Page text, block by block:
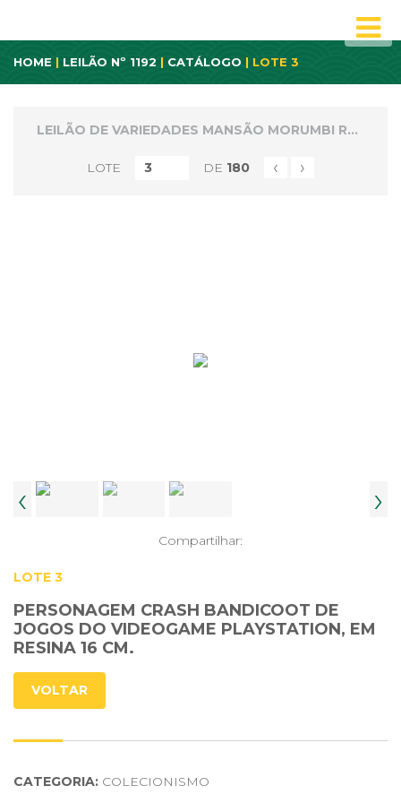
HOME | LEILÃO Nº 1192 | CATÁLOGO | LOTE 3
LEILÃO DE VARIEDADES MANSÃO MORUMBI REMANECENTES E NÃO PAGOS
LOTE DE 180 ‹ ›
‹ ›
Compartilhar:
LOTE 3
PERSONAGEM CRASH BANDICOOT DE
JOGOS DO VIDEOGAME PLAYSTATION, EM
RESINA 16 CM.
VOLTAR
CATEGORIA: COLECIONISMO